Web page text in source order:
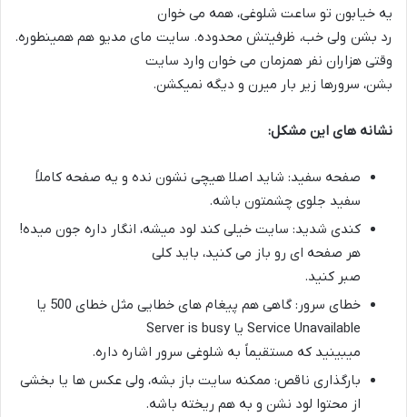
یه خیابون تو ساعت شلوغی، همه می خوان
رد بشن ولی خب، ظرفیتش محدوده. سایت مای مدیو هم همینطوره.
وقتی هزاران نفر همزمان می خوان وارد سایت
بشن، سرورها زیر بار میرن و دیگه نمیکشن.
نشانه های این مشکل:
صفحه سفید: شاید اصلا هیچی نشون نده و یه صفحه کاملاً
سفید جلوی چشمتون باشه.
کندی شدید: سایت خیلی کند لود میشه، انگار داره جون میده!
هر صفحه ای رو باز می کنید، باید کلی
صبر کنید.
خطای سرور: گاهی هم پیغام های خطایی مثل خطای 500 یا
Service Unavailable یا Server is busy
میبینید که مستقیماً به شلوغی سرور اشاره داره.
بارگذاری ناقص: ممکنه سایت باز بشه، ولی عکس ها یا بخشی
از محتوا لود نشن و به هم ریخته باشه.